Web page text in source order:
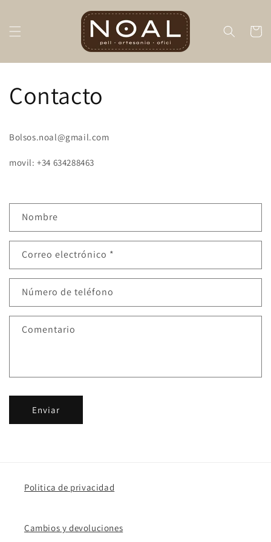
al contenido
Carrito
Contacto
Bolsos.noal@gmail.com
movil: +34 634288463
Nombre
Correo electrónico *
Número de teléfono
Comentario
Enviar
Politica de privacidad
Cambios y devoluciones